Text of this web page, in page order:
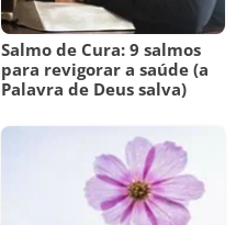
Salmo de Cura: 9 salmos
para revigorar a saúde (a
Palavra de Deus salva)